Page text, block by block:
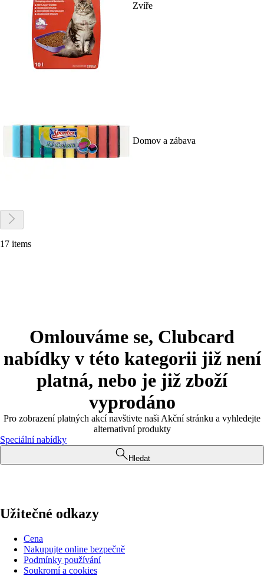
Zvíře
Domov a zábava
17 items
Omlouváme se, Clubcard
nabídky v této kategorii již není
platná, nebo je již zboží
vyprodáno
Pro zobrazení platných akcí navštivte naši Akční stránku a vyhledejte
alternativní produkty
Speciální nabídky
Hledat
Užitečné odkazy
Cena
Nakupujte online bezpečně
Podmínky používání
Soukromí a cookies